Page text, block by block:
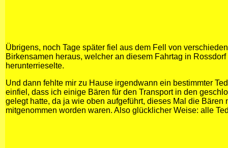
Übrigens, noch Tage später fiel aus dem Fell von
Birkensamen heraus, welcher an diesem Fahrtag in
herunterrieselte.
Und dann fehlte mir zu Hause irgendwann ein bestimmter
einfiel, dass ich einige Bären für den Transport in den
gelegt hatte, da ja wie oben aufgeführt, dieses Mal die Bären
mitgenommen worden waren. Also glücklicher Weise: alle